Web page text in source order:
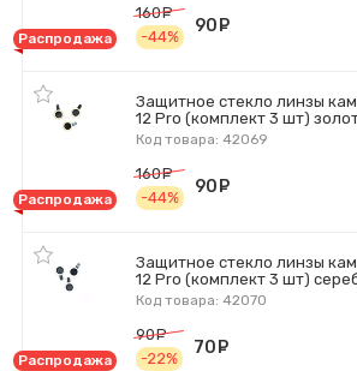
Распродажа
160
руб.
-44%
90
Защитное стекло линзы
12 Pro (комплект 3 шт)
Код товара: 42069
Распродажа
160
руб.
-44%
90
Защитное стекло линзы
12 Pro (комплект 3 шт)
Код товара: 42070
Распродажа
90
руб.
-22%
70